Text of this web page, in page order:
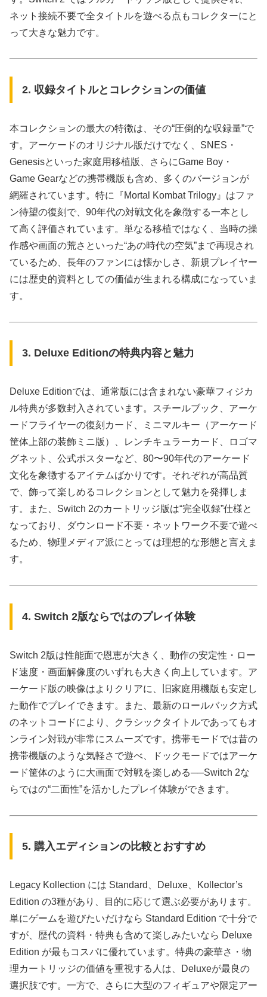
ネット接続不要で全タイトルを遊べる点もコレクターにと
って大きな魅力です。
2. 収録タイトルとコレクションの価値
本コレクションの最大の特徴は、その“圧倒的な収録量”で
す。アーケードのオリジナル版だけでなく、SNES・
Genesisといった家庭用移植版、さらにGame Boy・
Game Gearなどの携帯機版も含め、多くのバージョンが
網羅されています。特に『Mortal Kombat Trilogy』はファ
ン待望の復刻で、90年代の対戦文化を象徴する一本とし
て高く評価されています。単なる移植ではなく、当時の操
作感や画面の荒さといった“あの時代の空気”まで再現され
ているため、長年のファンには懐かしさ、新規プレイヤー
には歴史的資料としての価値が生まれる構成になっていま
す。
3. Deluxe Editionの特典内容と魅力
Deluxe Editionでは、通常版には含まれない豪華フィジカ
ル特典が多数封入されています。スチールブック、アーケ
ードフライヤーの復刻カード、ミニマルキー（アーケード
筐体上部の装飾ミニ版）、レンチキュラーカード、ロゴマ
グネット、公式ポスターなど、80〜90年代のアーケード
文化を象徴するアイテムばかりです。それぞれが高品質
で、飾って楽しめるコレクションとして魅力を発揮しま
す。また、Switch 2のカートリッジ版は“完全収録”仕様と
なっており、ダウンロード不要・ネットワーク不要で遊べ
るため、物理メディア派にとっては理想的な形態と言えま
す。
4. Switch 2版ならではのプレイ体験
Switch 2版は性能面で恩恵が大きく、動作の安定性・ロー
ド速度・画面解像度のいずれも大きく向上しています。ア
ーケード版の映像はよりクリアに、旧家庭用機版も安定し
た動作でプレイできます。また、最新のロールバック方式
のネットコードにより、クラシックタイトルであってもオ
ンライン対戦が非常にスムーズです。携帯モードでは昔の
携帯機版のような気軽さで遊べ、ドックモードではアーケ
ード筐体のように大画面で対戦を楽しめる──Switch 2な
らではの“二面性”を活かしたプレイ体験ができます。
5. 購入エディションの比較とおすすめ
Legacy Kollection には Standard、Deluxe、Kollector’s
Edition の3種があり、目的に応じて選ぶ必要があります。
単にゲームを遊びたいだけなら Standard Edition で十分で
すが、歴代の資料・特典も含めて楽しみたいなら Deluxe
Edition が最もコスパに優れています。特典の豪華さ・物
理カートリッジの価値を重視する人は、Deluxeが最良の
選択肢です。一方で、さらに大型のフィギュアや限定アー